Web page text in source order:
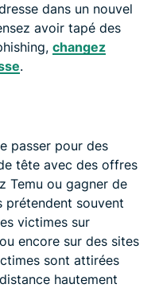
dans un nouvel
avoir tapé des
changez
.
passer pour des
tête avec des offres
Temu ou gagner de
prétendent souvent
victimes sur
encore sur des sites
sont attirées
hautement